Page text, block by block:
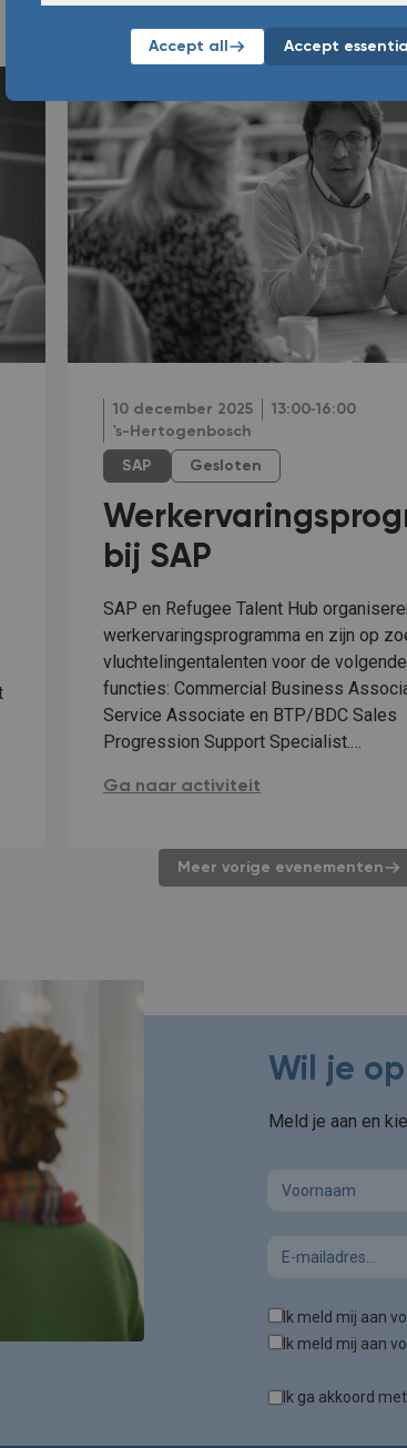
Accept all Accept essential
Hieronder vind je alle vorige activiteiten van
bij SAP:
10 december 2025
13:00‐16:00
's-Hertogenbosch
SAP Gesloten
bij SAP
SAP en Refugee Talent Hub
werkervaringsprogramma en zijn op
vluchtelingentalenten voor de volgende
functies: Commercial Business
Service Associate en BTP/BDC Sales
Progression Support Specialist.…
Werkervaringsprogramma bij SAP:
Ga naar activiteit
Meer vorige evenementen
Wil je
Meld je aan en
First name
Email
TagsIk meld mij aan
Ik meld mij aan
Ik ga akkoord